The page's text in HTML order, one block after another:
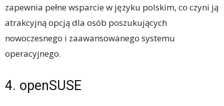
zapewnia pełne wsparcie w języku polskim, co czyni ją
atrakcyjną opcją dla osób poszukujących
nowoczesnego i zaawansowanego systemu
operacyjnego.
4. openSUSE